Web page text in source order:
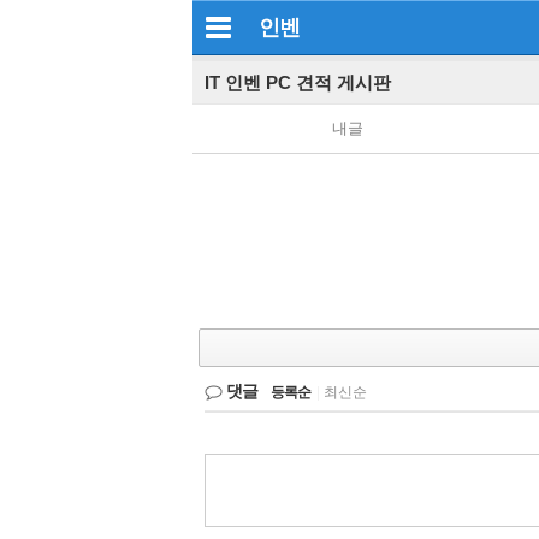
인벤
IT 인벤 PC 견적 게시판
내글
댓글 등록순 최신순